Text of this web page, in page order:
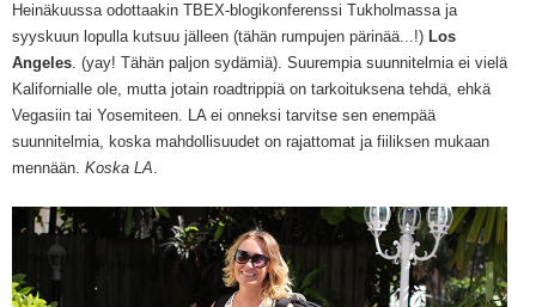
Heinäkuussa odottaakin TBEX-blogikonferenssi Tukholmassa ja
syyskuun lopulla kutsuu jälleen (tähän rumpujen pärinää...!) Los
Angeles. (yay! Tähän paljon sydämiä). Suurempia suunnitelmia ei vielä
Kalifornialle ole, mutta jotain roadtrippiä on tarkoituksena tehdä, ehkä
Vegasiin tai Yosemiteen. LA ei onneksi tarvitse sen enempää
suunnitelmia, koska mahdollisuudet on rajattomat ja fiiliksen mukaan
mennään. Koska LA.